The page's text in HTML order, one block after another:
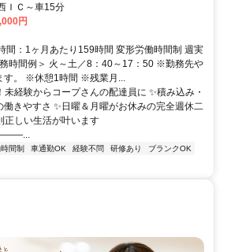
ＩＣ～車15分
円
間：1ヶ月あたり159時間 変形労働時間制 週実
時間例＞ 火～土／8：40～17：50 ※勤務先や
す。 ※休憩1時間 ※残業月...
未経験からコープさんの配達員に ✨積み込み・
きやすさ ✨日曜＆月曜がお休みの完全週休二
正しい生活が叶います
間制 車通勤OK 経験不問 研修あり
ブランクOK